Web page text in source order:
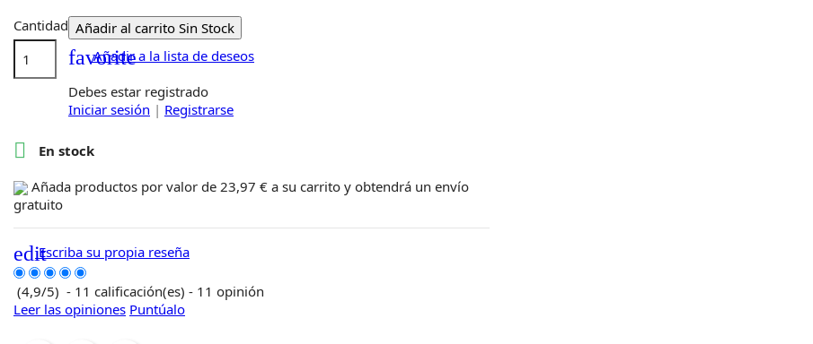
Cantidad Añadir al carrito Sin Stock
favorite
Añadir a la lista de deseos
Debes estar registrado
Iniciar sesión | Registrarse

En stock
Añada productos por valor de 23,97 € a su carrito y obtendrá un envío
gratuito
editEscriba su propia reseña
(4,9/5) - 11 calificación(es) - 11 opinión
Leer las opiniones Puntúalo